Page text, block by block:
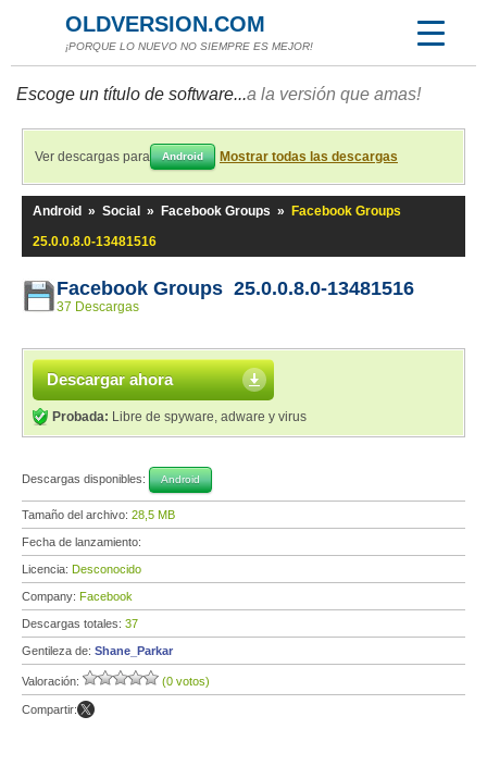
OLDVERSION.COM
¡PORQUE LO NUEVO NO SIEMPRE ES MEJOR!
Escoge un título de software...a la versión que amas!
Ver descargas para Android Mostrar todas las descargas
Android » Social » Facebook Groups »
Facebook Groups
25.0.0.8.0-13481516
Facebook Groups 25.0.0.8.0-13481516
37 Descargas
Descargar ahora
Probada: Libre de spyware, adware y virus
Descargas disponibles: Android
Tamaño del archivo: 28,5 MB
Fecha de lanzamiento:
Licencia: Desconocido
Company: Facebook
Descargas totales: 37
Gentileza de: Shane_Parkar
Valoración: (0 votos)
Compartir: